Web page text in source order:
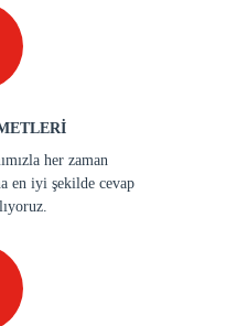
her zaman
en iyi şekilde cevap